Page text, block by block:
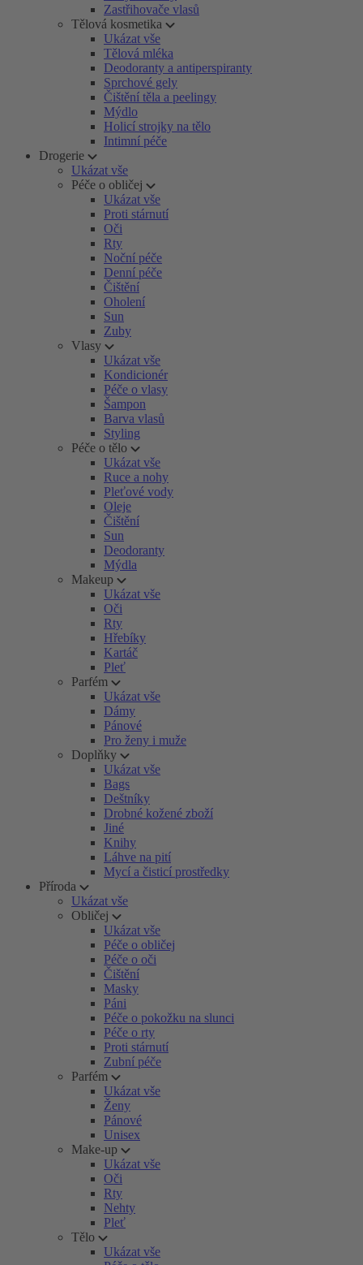
Zastřihovače vlasů
Tělová kosmetika
Ukázat vše
Tělová mléka
Deodoranty a antiperspiranty
Sprchové gely
Čištění těla a peelingy
Mýdlo
Holicí strojky na tělo
Intimní péče
Drogerie
Ukázat vše
Péče o obličej
Ukázat vše
Proti stárnutí
Oči
Rty
Noční péče
Denní péče
Čištění
Oholení
Sun
Zuby
Vlasy
Ukázat vše
Kondicionér
Péče o vlasy
Šampon
Barva vlasů
Styling
Péče o tělo
Ukázat vše
Ruce a nohy
Pleťové vody
Oleje
Čištění
Sun
Deodoranty
Mýdla
Makeup
Ukázat vše
Oči
Rty
Hřebíky
Kartáč
Pleť
Parfém
Ukázat vše
Dámy
Pánové
Pro ženy i muže
Doplňky
Ukázat vše
Bags
Deštníky
Drobné kožené zboží
Jiné
Knihy
Láhve na pití
Mycí a čisticí prostředky
Příroda
Ukázat vše
Obličej
Ukázat vše
Péče o obličej
Péče o oči
Čištění
Masky
Páni
Péče o pokožku na slunci
Péče o rty
Proti stárnutí
Zubní péče
Parfém
Ukázat vše
Ženy
Pánové
Unisex
Make-up
Ukázat vše
Oči
Rty
Nehty
Pleť
Tělo
Ukázat vše